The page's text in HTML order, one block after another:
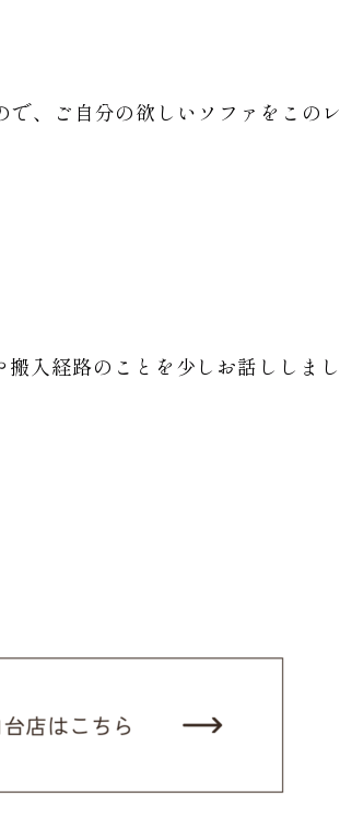
、ご自分の欲しいソファをこのレ
入経路のことを少しお話ししまし